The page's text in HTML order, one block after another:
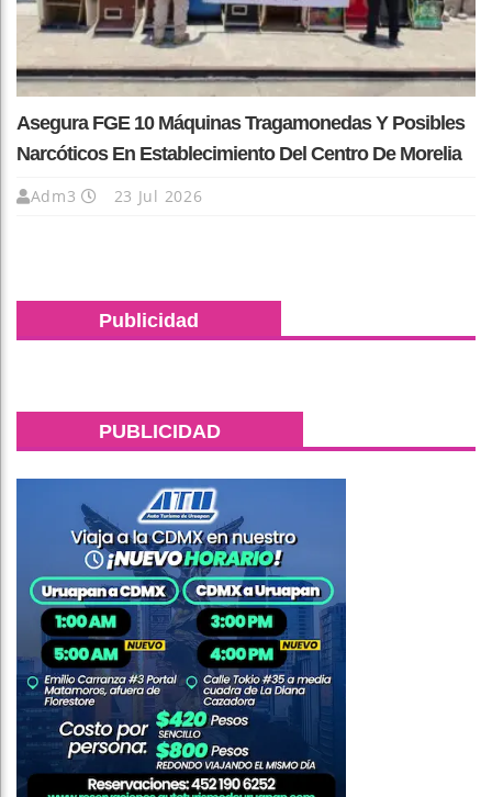
Asegura FGE 10 Máquinas Tragamonedas Y Posibles
Narcóticos En Establecimiento Del Centro De Morelia
Adm3 23 Jul 2026
Publicidad
PUBLICIDAD